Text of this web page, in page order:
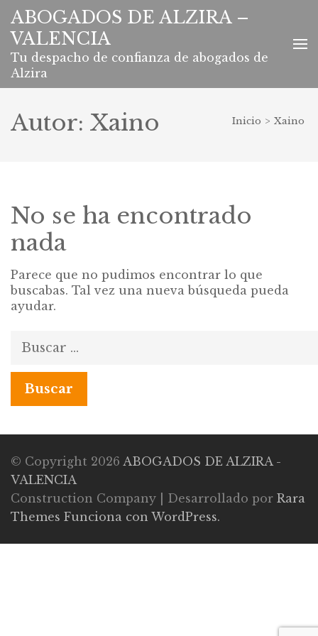
Saltar
contenido
(presiona
tecla
ABOGADOS DE ALZIRA –
VALENCIA
Tu despacho de confianza de abogados de
Alzira
Autor: Xaino Inicio > Xaino
No se ha encontrado
nada
Parece que no pudimos encontrar lo que
buscabas. Tal vez una nueva búsqueda pueda
ayudar.
© Copyright 2026 ABOGADOS DE ALZIRA -
VALENCIA
Construction Company | Desarrollado por Rara
Themes Funciona con WordPress.